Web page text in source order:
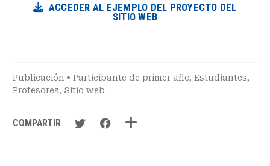
ACCEDER AL EJEMPLO DEL PROYECTO DEL
SITIO WEB
Publicación • Participante de primer año, Estudiantes,
Profesores, Sitio web
COMPARTIR